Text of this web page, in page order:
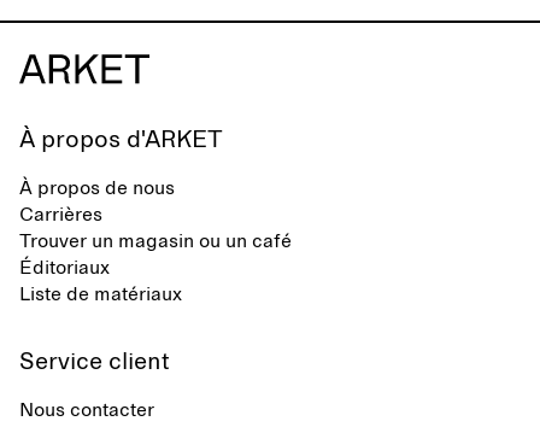
À propos d'ARKET
À propos de nous
Carrières
Trouver un magasin ou un café
Éditoriaux
Liste de matériaux
Service client
Nous contacter